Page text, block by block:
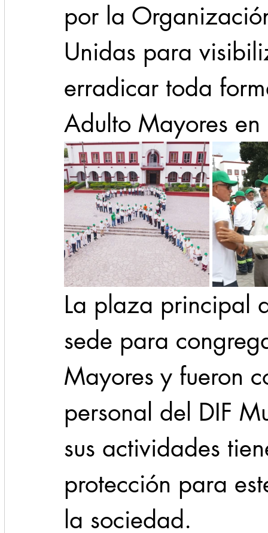
por la
Unidas para
erradicar toda
Adulto Mayores
La plaza principal
sede para
Mayores y fueron
personal del DIF
sus actividades
protección para
la sociedad.